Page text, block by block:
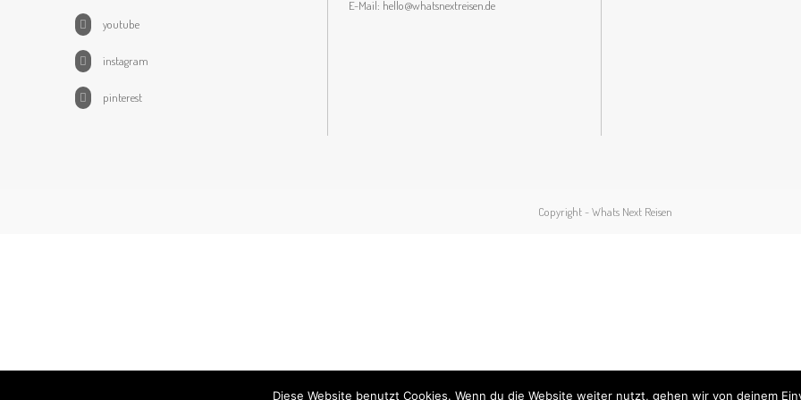
youtube
instagram
pinterest
E-Mail: hello@whatsnextreisen.de
Copyright - Whats Next Reisen
Diese Website benutzt Cookies. Wenn du die Website weiter nutzt, gehen wir von deinem